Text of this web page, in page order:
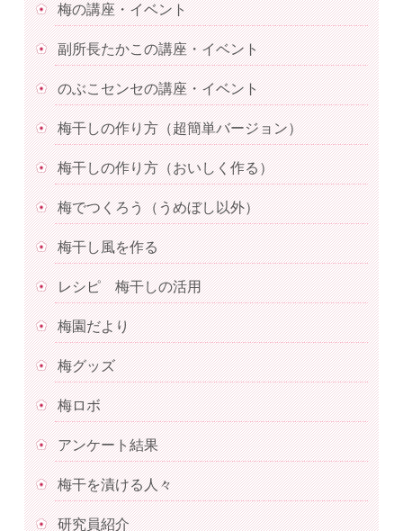
梅の講座・イベント
副所長たかこの講座・イベント
のぶこセンセの講座・イベント
梅干しの作り方（超簡単バージョン）
梅干しの作り方（おいしく作る）
梅でつくろう（うめぼし以外）
梅干し風を作る
レシピ 梅干しの活用
梅園だより
梅グッズ
梅ロボ
アンケート結果
梅干を漬ける人々
研究員紹介